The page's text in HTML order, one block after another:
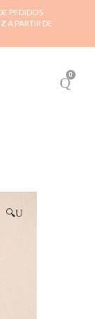
0
🔍
PEDIDOS
A PARTIR DE